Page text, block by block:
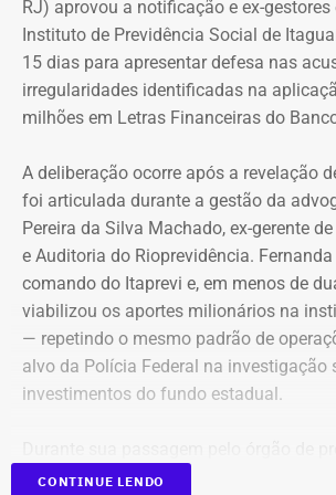
setor de seguros e planos de saúde.
Declaração de bens de Alex Melim em
Reprodução/Divulgacand
RJ) aprovou a notificação e ex-
Instituto de Previdência Social de
15 dias para apresentar defesa nas
irregularidades identificadas na
milhões em Letras Financeiras do
A deliberação ocorre após a revelação
foi articulada durante a gestão da
Pereira da Silva Machado, ex-gerente
e Auditoria do Rioprevidência.
comando do Itaprevi e, em menos de
viabilizou os aportes milionários na
— repetindo o mesmo padrão de
alvo da Polícia Federal na investigação
investimentos do fundo estadual.
Itaguaí, a ex-gerente do Rioprevidência
CONTINUE LENDO